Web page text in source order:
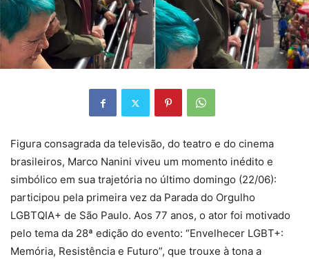
Figura consagrada da televisão, do teatro e do cinema
brasileiros, Marco Nanini viveu um momento inédito e
simbólico em sua trajetória no último domingo (22/06):
participou pela primeira vez da Parada do Orgulho
LGBTQIA+ de São Paulo. Aos 77 anos, o ator foi motivado
pelo tema da 28ª edição do evento: “Envelhecer LGBT+:
Memória, Resistência e Futuro”, que trouxe à tona a